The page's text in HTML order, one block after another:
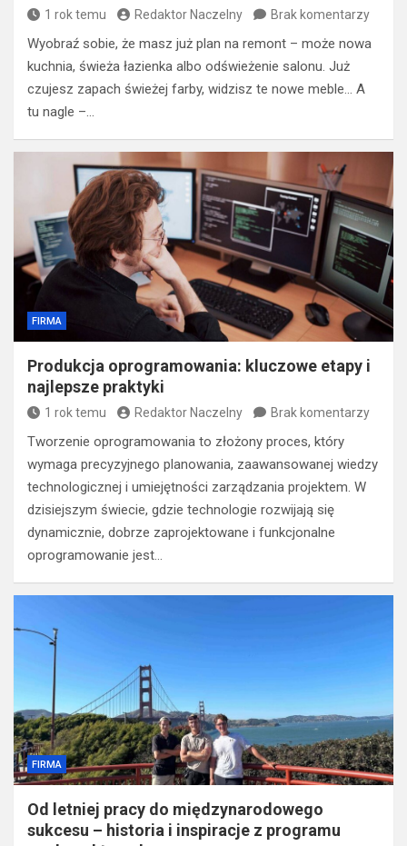
1 rok temu Redaktor Naczelny Brak komentarzy
Wyobraź sobie, że masz już plan na remont – może nowa
kuchnia, świeża łazienka albo odświeżenie salonu. Już
czujesz zapach świeżej farby, widzisz te nowe meble… A
tu nagle –…
FIRMA
Produkcja oprogramowania: kluczowe etapy i
najlepsze praktyki
1 rok temu Redaktor Naczelny Brak komentarzy
Tworzenie oprogramowania to złożony proces, który
wymaga precyzyjnego planowania, zaawansowanej wiedzy
technologicznej i umiejętności zarządzania projektem. W
dzisiejszym świecie, gdzie technologie rozwijają się
dynamicznie, dobrze zaprojektowane i funkcjonalne
oprogramowanie jest…
FIRMA
Od letniej pracy do międzynarodowego
sukcesu – historia i inspiracje z programu